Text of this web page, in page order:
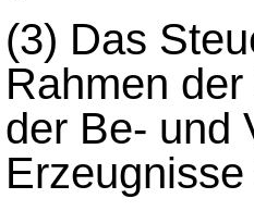
(3) Das
Rahmen
der Be- und